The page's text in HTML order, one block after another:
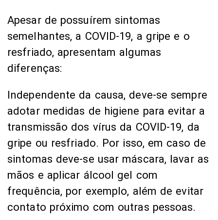
Apesar de possuírem sintomas
semelhantes, a COVID-19, a gripe e o
resfriado, apresentam algumas
diferenças:
Independente da causa, deve-se sempre
adotar medidas de higiene para evitar a
transmissão dos vírus da COVID-19, da
gripe ou resfriado. Por isso, em caso de
sintomas deve-se usar máscara, lavar as
mãos e aplicar álcool gel com
frequência, por exemplo, além de evitar
contato próximo com outras pessoas.